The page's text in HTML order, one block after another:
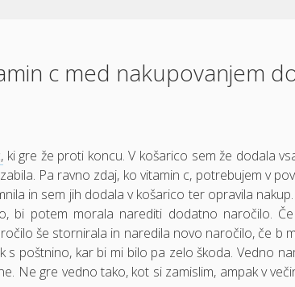
c med nakupovanjem
ki gre že proti koncu. V košarico sem že dodala
Pa ravno zdaj, ko vitamin c, potrebujem v
in sem jih dodala v košarico ter opravila nakup.
bi potem morala narediti dodatno naročilo.
še stornirala in naredila novo naročilo, če b
poštnino, kar bi mi bilo pa zelo škoda. Vedno
Ne gre vedno tako, kot si zamislim, ampak v